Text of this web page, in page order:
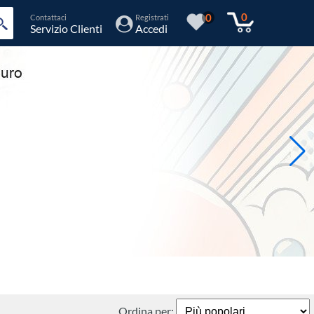
Contattaci
Servizio Clienti
Registrati
Accedi
0 0
Ordina per: